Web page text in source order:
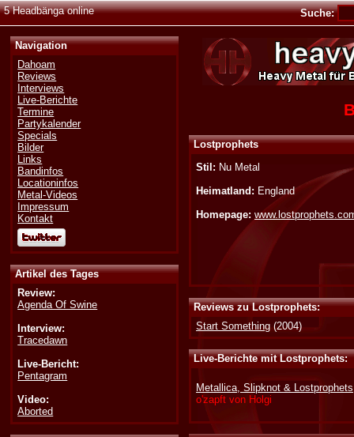
5 Headbänga online Suche:
Navigation
Dahoam
Reviews
Interviews
Live-Berichte
Termine
Partykalender
Specials
Bilder
Links
Bandinfos
Locationinfos
Metal-Videos
Impressum
Kontakt
Artikel des Tages
Review:
Agenda Of Swine
Interview:
Tracedawn
Live-Bericht:
Pentagram
Video:
Aborted
Lostprophets
Stil: Nu Metal
Heimatland: England
Homepage:
Reviews zu Lostprophets:
Start Something (2004)
Live-Berichte mit Lostprophets:
Metallica, Slipknot & Lostprophets
o'zapft von Holgi